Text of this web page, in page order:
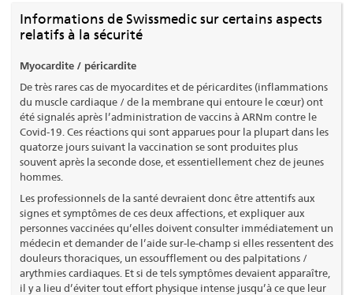
Informations de Swissmedic sur certains aspects
relatifs à la sécurité
Myocardite / péricardite
De très rares cas de myocardites et de péricardites (inflammations
du muscle cardiaque / de la membrane qui entoure le cœur) ont
été signalés après l’administration de vaccins à ARNm contre le
Covid-19. Ces réactions qui sont apparues pour la plupart dans les
quatorze jours suivant la vaccination se sont produites plus
souvent après la seconde dose, et essentiellement chez de jeunes
hommes.
Les professionnels de la santé devraient donc être attentifs aux
signes et symptômes de ces deux affections, et expliquer aux
personnes vaccinées qu’elles doivent consulter immédiatement un
médecin et demander de l’aide sur-le-champ si elles ressentent des
douleurs thoraciques, un essoufflement ou des palpitations /
arythmies cardiaques. Et si de tels symptômes devaient apparaître,
il y a lieu d’éviter tout effort physique intense jusqu’à ce que leur